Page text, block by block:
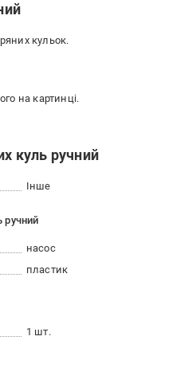
кульок.
на картинці.
куль ручний
Інше
ручний
насос
пластик
1 шт.